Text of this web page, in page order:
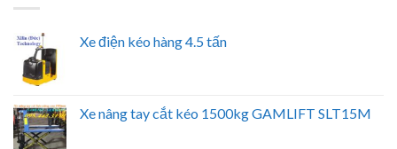
Xe điện kéo hàng 4.5 tấn
Xe nâng tay cắt kéo 1500kg GAMLIFT SLT15M